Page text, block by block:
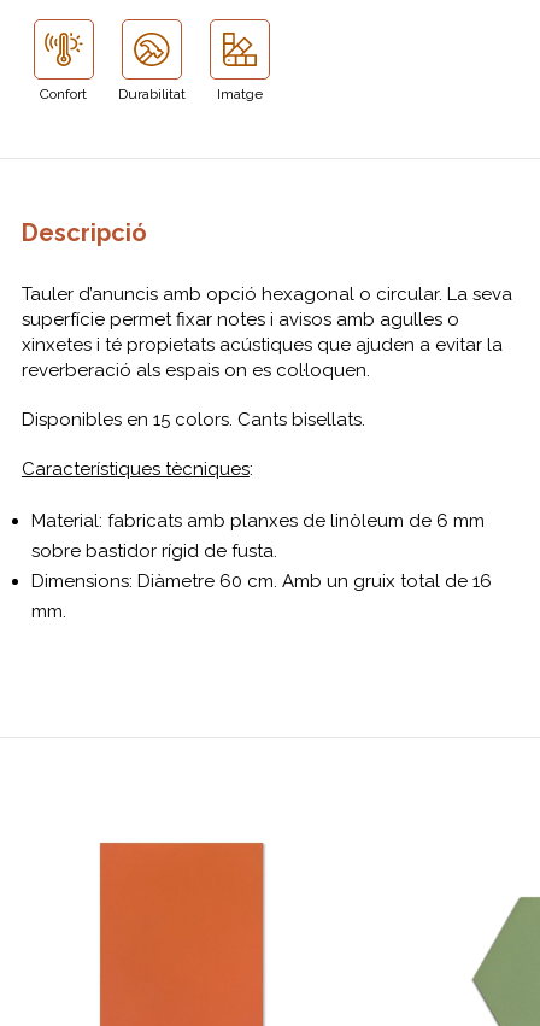
Confort Durabilitat Imatge
Descripció
Tauler d’anuncis amb opció hexagonal o circular. La seva
superfície permet fixar notes i avisos amb agulles o
xinxetes i té propietats acústiques que ajuden a evitar la
reverberació als espais on es col·loquen.
Disponibles en 15 colors. Cants bisellats.
Característiques tècniques:
Material: fabricats amb planxes de linòleum de 6 mm
sobre bastidor rígid de fusta.
Dimensions: Diàmetre 60 cm. Amb un gruix total de 16
mm.